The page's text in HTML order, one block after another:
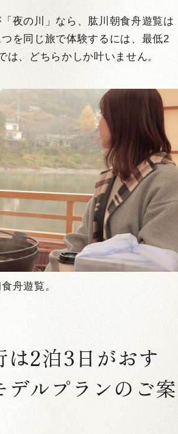
夜の川」なら、肱川朝食舟遊覧は
つを同じ旅で体験するには、最低2
は、どちらかしか叶いません。
舟遊覧。
は2泊3日がおす
デルプランのご案